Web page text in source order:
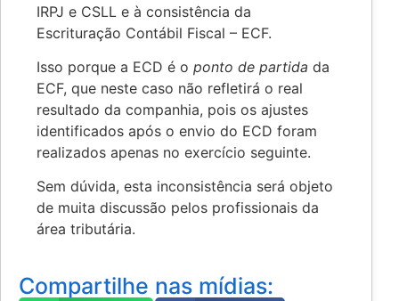
IRPJ e CSLL e à consistência da
Escrituração Contábil Fiscal – ECF.
Isso porque a ECD é o ponto de partida da
ECF, que neste caso não refletirá o real
resultado da companhia, pois os ajustes
identificados após o envio do ECD foram
realizados apenas no exercício seguinte.
Sem dúvida, esta inconsistência será objeto
de muita discussão pelos profissionais da
área tributária.
Compartilhe nas mídias: